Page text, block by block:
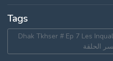
Tags
Dhak Tkhser # Ep 7 Les
الحلقة